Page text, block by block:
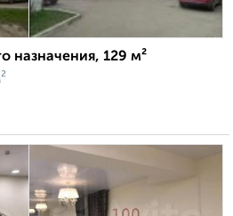
назначения, 129 м²